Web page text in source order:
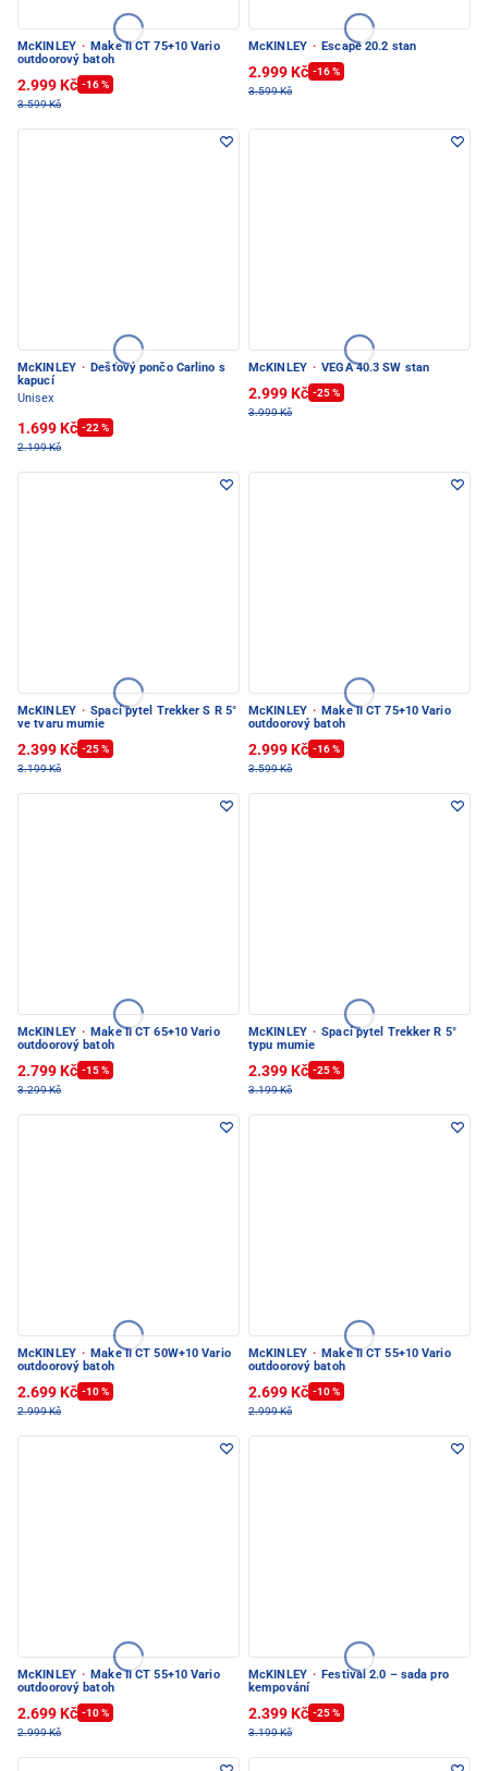
McKINLEY · Make II CT 75+10 Vario
outdoorový batoh
2.999 Kč -16 %
3.599 Kč
McKINLEY · Escape 20.2 stan
2.999 Kč -16 %
3.599 Kč
McKINLEY · Dešťový pončo Carlino s
kapucí
Unisex
1.699 Kč -22 %
2.199 Kč
McKINLEY · VEGA 40.3 SW stan
2.999 Kč -25 %
3.999 Kč
McKINLEY · Spací pytel Trekker S R 5°
ve tvaru mumie
2.399 Kč -25 %
3.199 Kč
McKINLEY · Make II CT 75+10 Vario
outdoorový batoh
2.999 Kč -16 %
3.599 Kč
McKINLEY · Make II CT 65+10 Vario
outdoorový batoh
2.799 Kč -15 %
3.299 Kč
McKINLEY · Spací pytel Trekker R 5°
typu mumie
2.399 Kč -25 %
3.199 Kč
McKINLEY · Make II CT 50W+10 Vario
outdoorový batoh
2.699 Kč -10 %
2.999 Kč
McKINLEY · Make II CT 55+10 Vario
outdoorový batoh
2.699 Kč -10 %
2.999 Kč
McKINLEY · Make II CT 55+10 Vario
outdoorový batoh
2.699 Kč -10 %
2.999 Kč
McKINLEY · Festival 2.0 – sada pro
kempování
2.399 Kč -25 %
3.199 Kč